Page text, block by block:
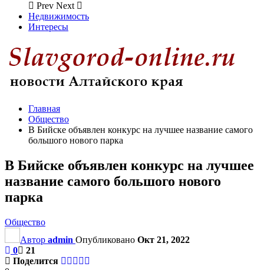
Prev Next
Недвижимость
Интересы
Главная
Общество
В Бийске объявлен конкурс на лучшее название самого
большого нового парка
В Бийске объявлен конкурс на лучшее
название самого большого нового
парка
Общество
Автор admin Опубликовано Окт 21, 2022
0
21
Поделится